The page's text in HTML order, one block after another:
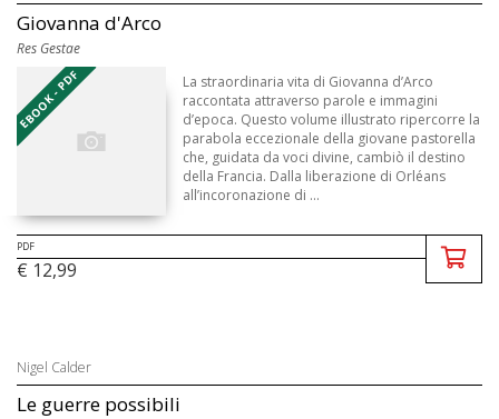
Giovanna d'Arco
Res Gestae
EBOOK - PDF
La straordinaria vita di Giovanna d’Arco
raccontata attraverso parole e immagini
d’epoca. Questo volume illustrato ripercorre la
parabola eccezionale della giovane pastorella
che, guidata da voci divine, cambiò il destino
della Francia. Dalla liberazione di Orléans
all’incoronazione di ...
PDF
€ 12,99
Nigel Calder
Le guerre possibili